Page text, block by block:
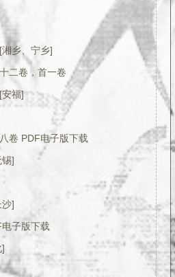
乡、宁乡]
二卷，首一卷
福]
卷 PDF电子版下载
]
]
子版下载